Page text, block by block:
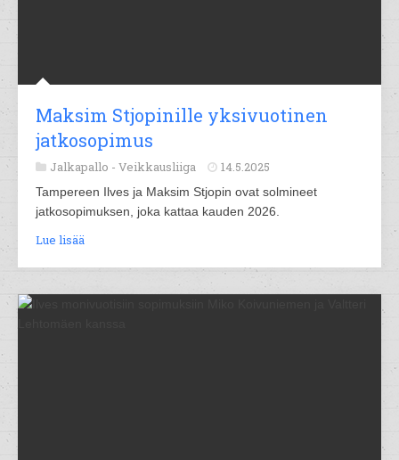
Maksim Stjopinille yksivuotinen
jatkosopimus
Jalkapallo - Veikkausliiga 14.5.2025
Tampereen Ilves ja Maksim Stjopin ovat solmineet
jatkosopimuksen, joka kattaa kauden 2026.
Lue lisää